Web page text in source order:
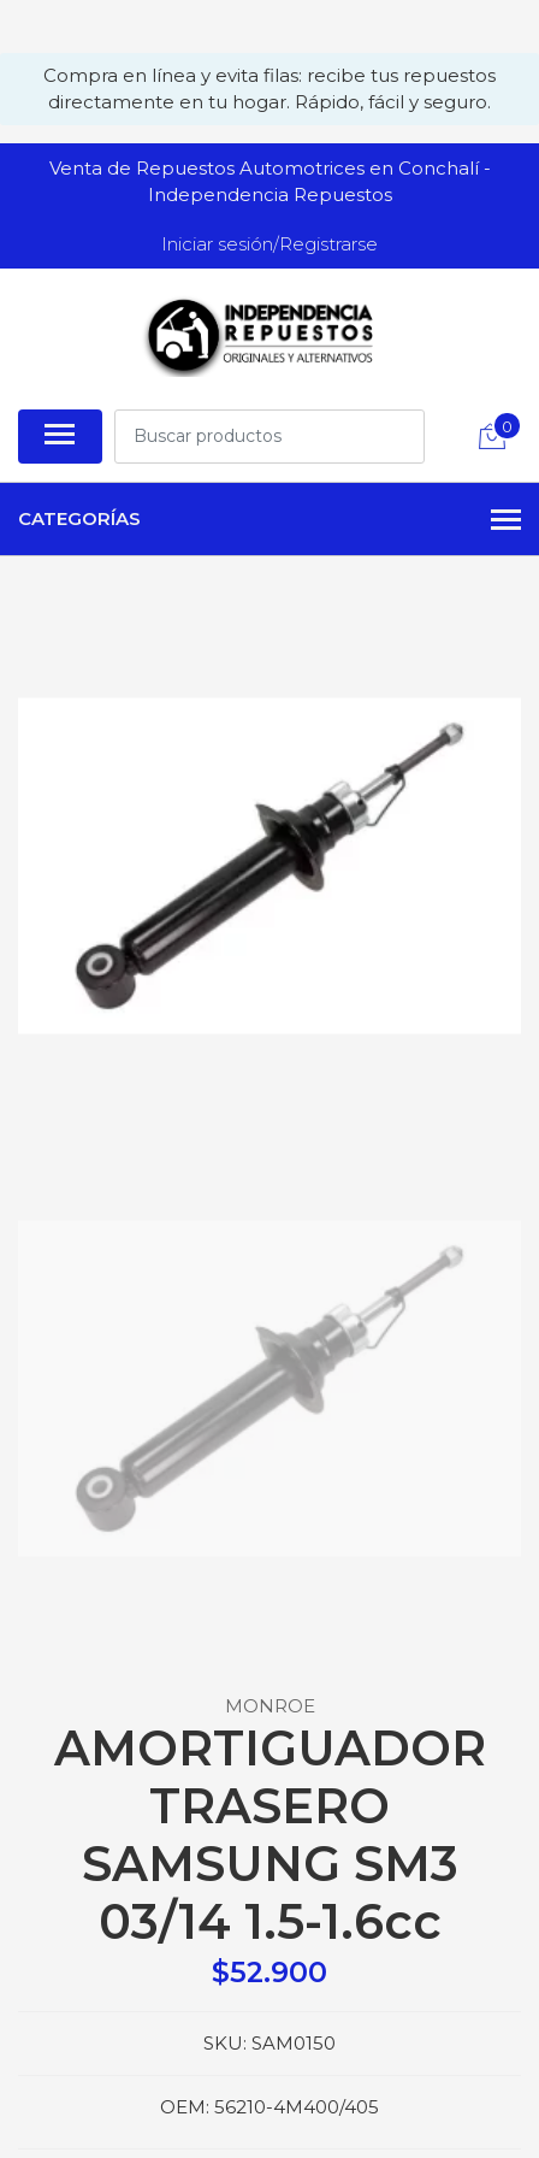
Compra en línea y evita filas: recibe tus repuestos
directamente en tu hogar. Rápido, fácil y seguro.
Venta de Repuestos Automotrices en Conchalí -
Independencia Repuestos
Iniciar sesión/Registrarse
0
CATEGORÍAS
MONROE
AMORTIGUADOR
TRASERO
SAMSUNG SM3
03/14 1.5-1.6cc
$52.900
SKU: SAM0150
OEM: 56210-4M400/405